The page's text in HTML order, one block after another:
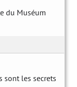
du Muséum
sont les secrets